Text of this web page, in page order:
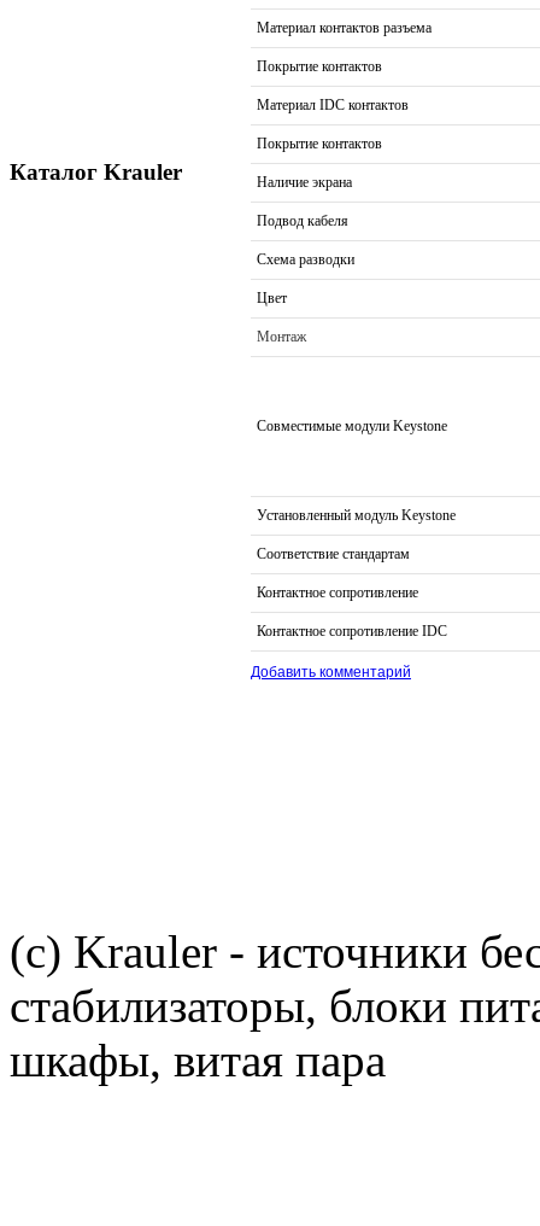
Каталог Krauler
Материал контактов разъема
Покрытие контактов
Материал IDC контактов
Покрытие контактов
Наличие экрана
Подвод кабеля
Схема разводки
Цвет
Монтаж
Совместимые модули Keystone
Установленный модуль Keystone
Соответствие стандартам
Контактное сопротивление
Контактное сопротивление IDC
Добавить комментарий
(c) Krauler - источники
стабилизаторы, блоки
шкафы, витая пара